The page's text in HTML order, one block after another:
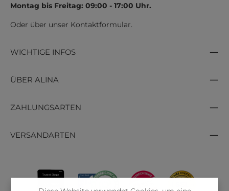
Montag bis Freitag: 09:00 - 17:00 Uhr.
Oder über unser Kontaktformular.
WICHTIGE INFOS
ÜBER ALINA
ZAHLUNGSARTEN
VERSANDARTEN